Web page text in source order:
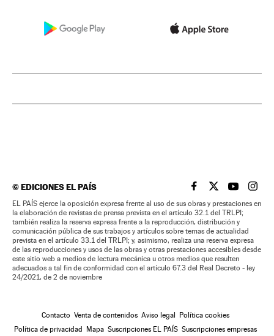
©EDICIONES EL PAÍS EL PAÍS BRASIL EN
EL PAÍSEL PAÍS
EL
EL PAÍS ejerce la oposición expresa frente al uso de sus obras y prestaciones en
la elaboración de revistas de prensa prevista en el artículo 32.1 del TRLPI;
también realiza la reserva expresa frente a la reproducción, distribución y
comunicación pública de sus trabajos y artículos sobre temas de actualidad
prevista en el artículo 33.1 del TRLPI; y, asimismo, realiza una reserva expresa
de las reproducciones y usos de las obras y otras prestaciones accesibles desde
este sitio web a medios de lectura mecánica u otros medios que resulten
adecuados a tal fin de conformidad con el artículo 67.3 del Real Decreto - ley
24/2021, de 2 de noviembre
Contacto Venta de contenidos Aviso legal
Política cookies
Política de privacidad
Mapa Suscripciones EL PAÍS Suscripciones empresas